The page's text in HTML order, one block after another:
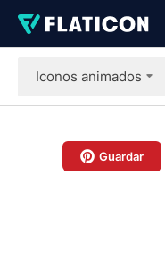
Iconos animados
Guardar